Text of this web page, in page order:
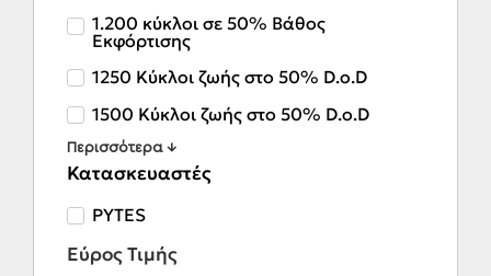
1.200 κύκλοι σε 50% Βάθος
Εκφόρτισης
1250 Κύκλοι ζωής στο 50% D.o.D
1500 Κύκλοι ζωής στο 50% D.o.D
Περισσότερα ↓
Κατασκευαστές
PYTES
Εύρος Τιμής